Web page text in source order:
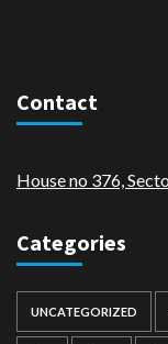
Contact
House no 376,
Categories
UNCATEGORIZED